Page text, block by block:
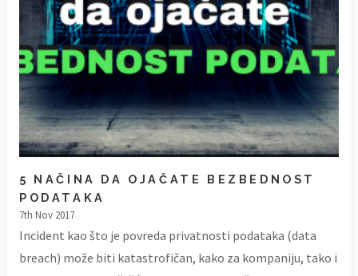
5 NAČINA DA OJAČATE BEZBEDNOST
PODATAKA
7th Nov 2017
Incident kao što je povreda privatnosti podataka (data
breach) može biti katastrofičan, kako za kompaniju, tako i